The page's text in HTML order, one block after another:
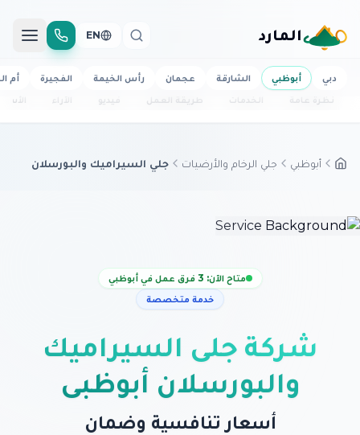
المارد EN
دبي أبوظبي الشارقة عجمان رأس الخيمة الفجيرة
أم
نظرة عامة
الخدمات طريقة العمل فيديو الآراء
أبوظبي جلي الرخام والأرضيات جلي السيراميك والبورسلان
متاح الآن: 3 فرق عمل في أبوظبي
خدمة متخصصة
شركة جلي السيراميك
والبورسلان أبوظبي
أسعار تنافسية وضمان